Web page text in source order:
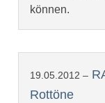
können.
19.05.2012 –
Rottöne